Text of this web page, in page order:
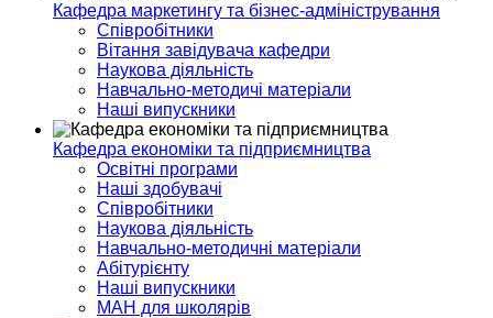
Кафедра маркетингу та бізнес-адміністрування
Співробітники
Вітання завідувача кафедри
Наукова діяльність
Навчально-методичі матеріали
Наші випускники
Кафедра економіки та підприємництва
Освітні програми
Наші здобувачі
Співробітники
Наукова діяльність
Навчально-методичні матеріали
Абітурієнту
Наші випускники
МАН для школярів